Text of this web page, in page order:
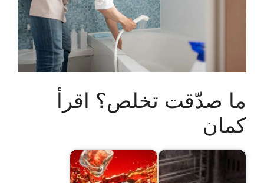
ما صدّقت تخلص؟ اقرأ
كمان